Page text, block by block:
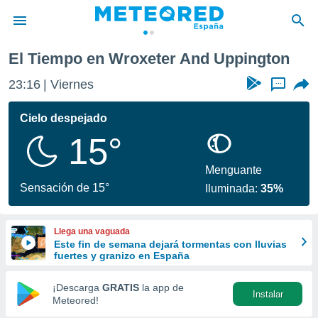
de
por
se
calidad.
a este
las
y
forma
digital
basada
El Tiempo en Wroxeter And Uppington
23:16 Viernes ...
Cielo despejado
15°
Sensación de 15°
Menguante
Iluminada:35%
Llega una vaguada
Este fin de semana dejará tormentas con lluvias
fuertes y granizo en España
¡Descarga GRATIS la app de
Meteored!
Instalar